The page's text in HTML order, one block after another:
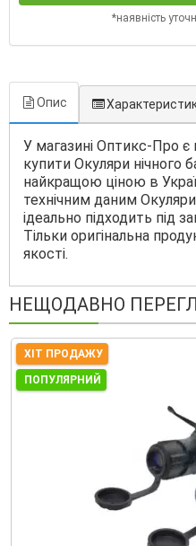
*наявність
Опис
У магазині Оптикс-Про є
купити Окуляри нічного
найкращою ціною в
технічним даним
ідеально підходить під
Тільки оригінальна
якості.
НЕЩОДАВНО
ХІТ ПРОДАЖУ
ПОПУЛЯРНИЙ